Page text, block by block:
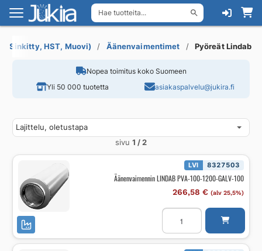
Hae tuotteita...
Siirry
navigointiin
Siirry
sisältöön
(Sinkitty, HST, Muovi) Äänenvaimentimet Pyöreät Lindab
Nopea toimitus koko Suomeen
Yli 50 000 tuotetta
asiakaspalvelu@jukira.fi
sivu 1 / 2
LVI 8327503
Äänenvaimennin LINDAB PVA-100-1200-GALV-100
266,58 € (alv 25,5%)
Äänenvaimennin
LINDAB
100-
1200-